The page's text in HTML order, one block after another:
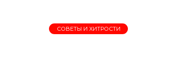
СОВЕТЫ И ХИТРОСТИ